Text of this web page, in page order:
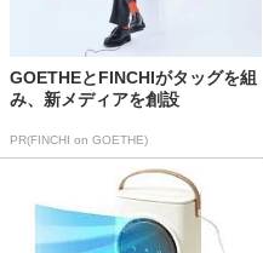
GOETHEとFINCHIがタッグを組
み、新メディアを創設
PR(FINCHI on GOETHE)